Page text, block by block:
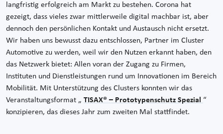
langfristig erfolgreich am Markt zu bestehen. Corona hat
gezeigt, dass vieles zwar mittlerweile digital machbar ist, aber
dennoch den persönlichen Kontakt und Austausch nicht ersetzt.
Wir haben uns bewusst dazu entschlossen, Partner im Cluster
Automotive zu werden, weil wir den Nutzen erkannt haben, den
das Netzwerk bietet: Allen voran der Zugang zu Firmen,
Instituten und Dienstleistungen rund um Innovationen im Bereich
Mobilität. Mit Unterstützung des Clusters konnten wir das
Veranstaltungsformat „ TISAX® – Prototypenschutz Spezial “
konzipieren, das dieses Jahr zum zweiten Mal stattfindet.